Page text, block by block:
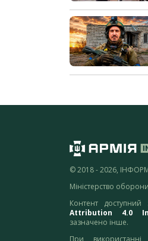
© 2018 - 2026,
Міністерство
Контент доступний
Attribution 4.0
зазначено інше.
При